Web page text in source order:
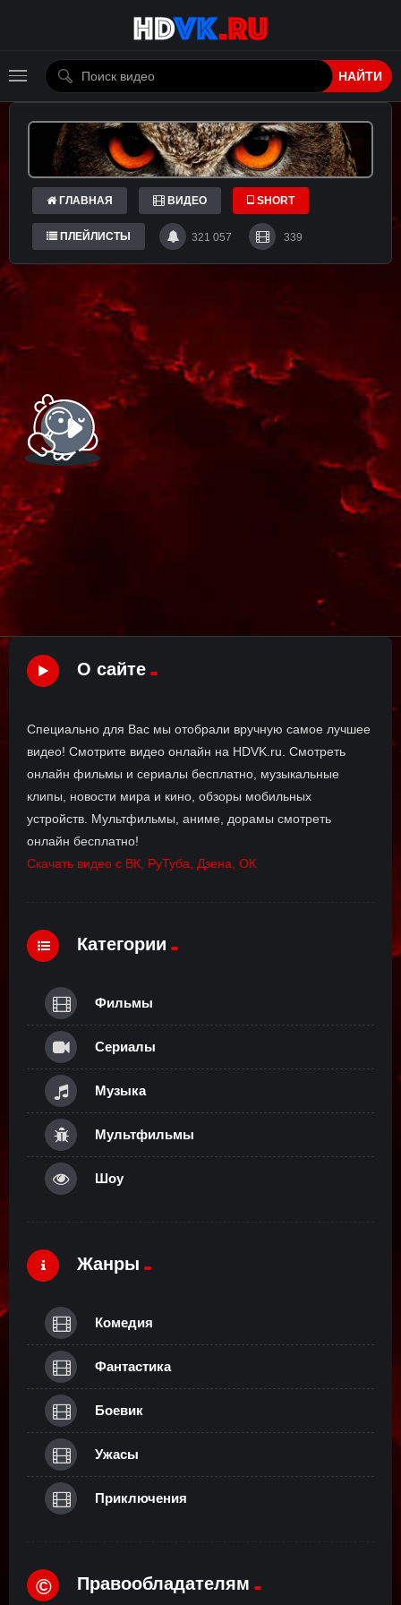
НАЙТИ
ГЛАВНАЯ ВИДЕО SHORT
ПЛЕЙЛИСТЫ 321 057 339
О сайте
Специально для Вас мы отобрали вручную самое лучшее
видео! Смотрите видео онлайн на HDVK.ru. Смотреть
онлайн фильмы и сериалы бесплатно, музыкальные
клипы, новости мира и кино, обзоры мобильных
устройств. Мультфильмы, аниме, дорамы смотреть
онлайн бесплатно!
Скачать видео с ВК, РуТуба, Дзена, ОК
Категории
Фильмы
Сериалы
Музыка
Мультфильмы
Шоу
Жанры
Комедия
Фантастика
Боевик
Ужасы
Приключения
© Правообладателям